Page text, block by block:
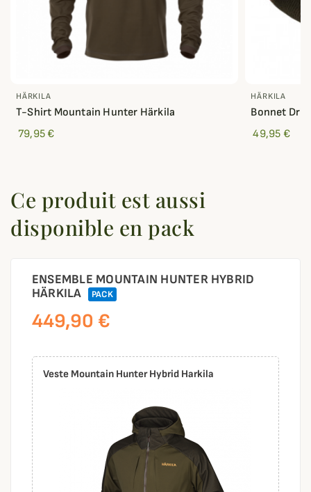
HÄRKILA
T-Shirt Mountain Hunter Härkila
79,95 €
HÄRKILA
Bonnet
49,95 €
Ce produit est aussi
disponible en pack
ENSEMBLE MOUNTAIN HUNTER HYBRID
HÄRKILA
PACK
449,90 €
Veste Mountain Hunter Hybrid Harkila